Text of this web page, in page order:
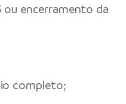
encerramento da
completo;